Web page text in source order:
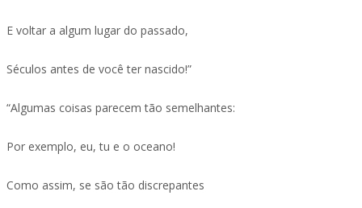
E voltar a algum lugar do passado,
Séculos antes de você ter nascido!”
“Algumas coisas parecem tão semelhantes:
Por exemplo, eu, tu e o oceano!
Como assim, se são tão discrepantes